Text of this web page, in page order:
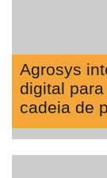
Agrosys
digital
cadeia de